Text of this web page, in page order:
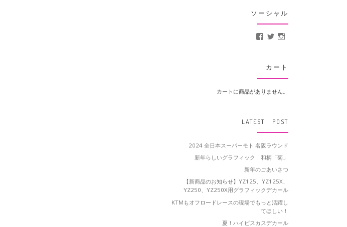
ソーシャル
MotoCrusader さんのプ
@MotoCrusader さ
カート
カートに商品がありません。
LATEST POST
2024 全日本スーパーモト 名阪ラウンド
新年らしいグラフィック 和柄「菊」
新年のごあいさつ
【新商品のお知らせ】YZ125、YZ125X、
YZ250、YZ250X用グラフィックデカール
KTMもオフロードレースの現場でもっと活躍し
てほしい！
夏！ハイビスカスデカール